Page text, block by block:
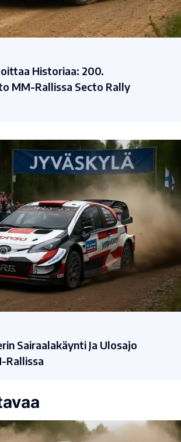
Historiaa: 200.
MM-Rallissa Secto Rally
Sairaalakäynti Ja Ulosajo
Rallissa